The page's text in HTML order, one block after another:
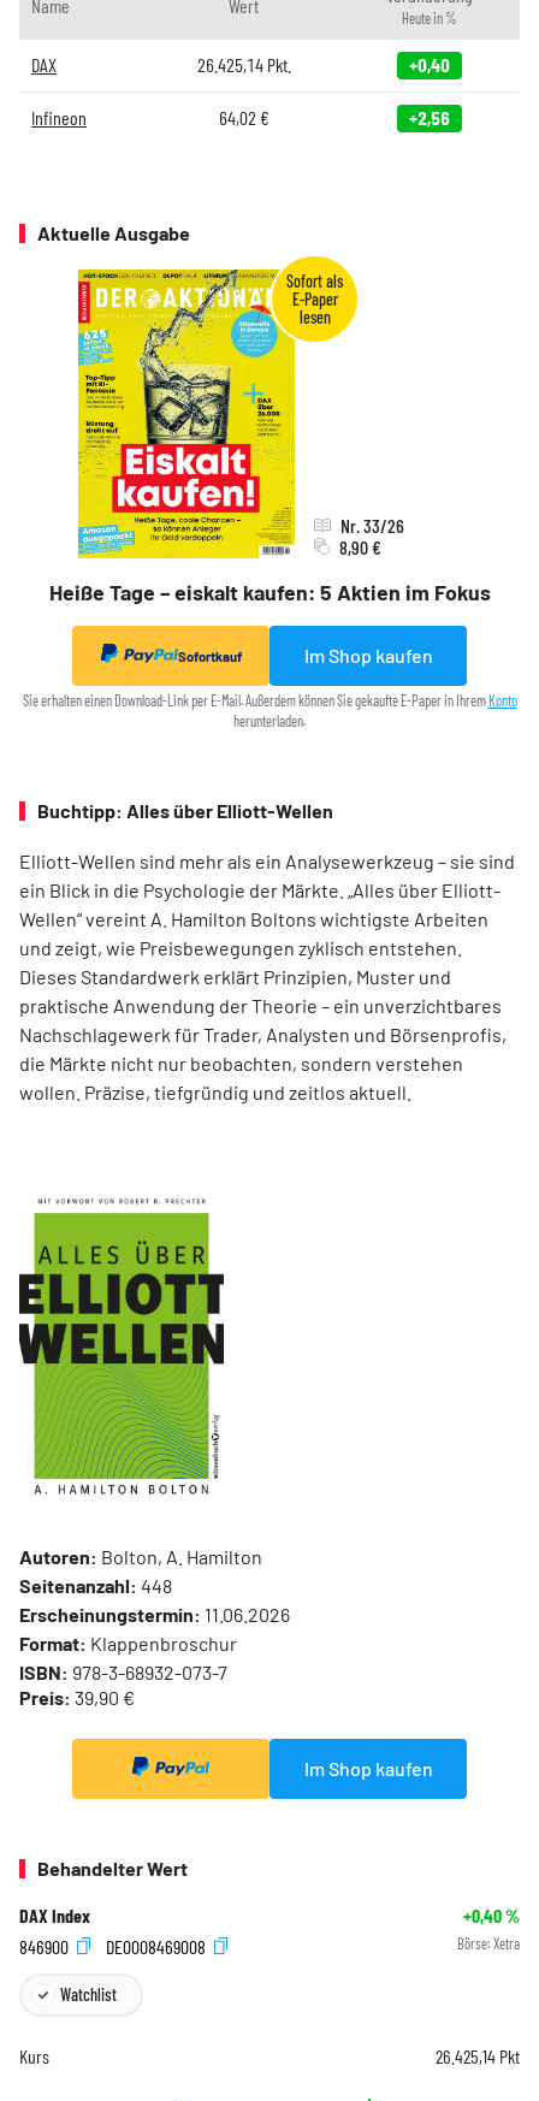
Name Wert
Heute in %
DAX 26.425,14Pkt. +0,40
Infineon 64,02 € +2,56
Aktuelle Ausgabe
Heiße Tage – eiskalt kaufen: 5 Aktien im Fokus
Nr. 33/26
8,90 €
Sofortkauf Im Shop kaufen
Sie erhalten einen Download-Link per E-Mail. Außerdem können Sie gekaufte E-Paper in Ihrem Konto
herunterladen.
Buchtipp: Alles über Elliott-Wellen
Elliott-Wellen sind mehr als ein Analysewerkzeug – sie sind
ein Blick in die Psychologie der Märkte. „Alles über Elliott-
Wellen“ vereint A. Hamilton Boltons wichtigste Arbeiten
und zeigt, wie Preisbewegungen zyklisch entstehen.
Dieses Standardwerk erklärt Prinzipien, Muster und
praktische Anwendung der Theorie – ein unverzichtbares
Nachschlagewerk für Trader, Analysten und Börsenprofis,
die Märkte nicht nur beobachten, sondern verstehen
wollen. Präzise, tiefgründig und zeitlos aktuell.
Autoren: Bolton, A. Hamilton
Seitenanzahl: 448
Erscheinungstermin: 11.06.2026
Format: Klappenbroschur
ISBN: 978-3-68932-073-7
Preis: 39,90 €
Im Shop kaufen
Behandelter Wert
DAX Index +0,40%
846900
DE0008469008 Börse: Xetra
Watchlist
Kurs 26.425,14 Pkt